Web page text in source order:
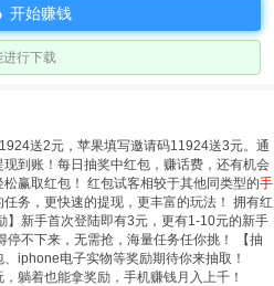
开始赚钱
进行下载
送2元，苹果填写邀请码11924送3元。通
到账！每日抽奖中红包，赚话费，还有机会
赢取红包！ 红包试客相较于其他同类型的手
务，更快速的提现，更丰富的玩法！ 拥有红
】新手首次登陆即有3元，更有1-10元的新手
不下来，无需抢，海量任务任你挑！ 【抽
iphone电子实物等奖励期待你来抽取！
躺着也能拿奖励，手机赚钱月入上千！